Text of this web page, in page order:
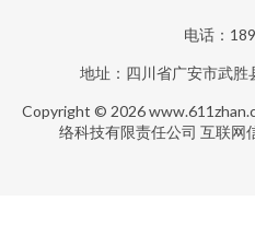
电话：
地址：四川省广安市武
Copyright © 2026
络科技有限责任公司 互联网